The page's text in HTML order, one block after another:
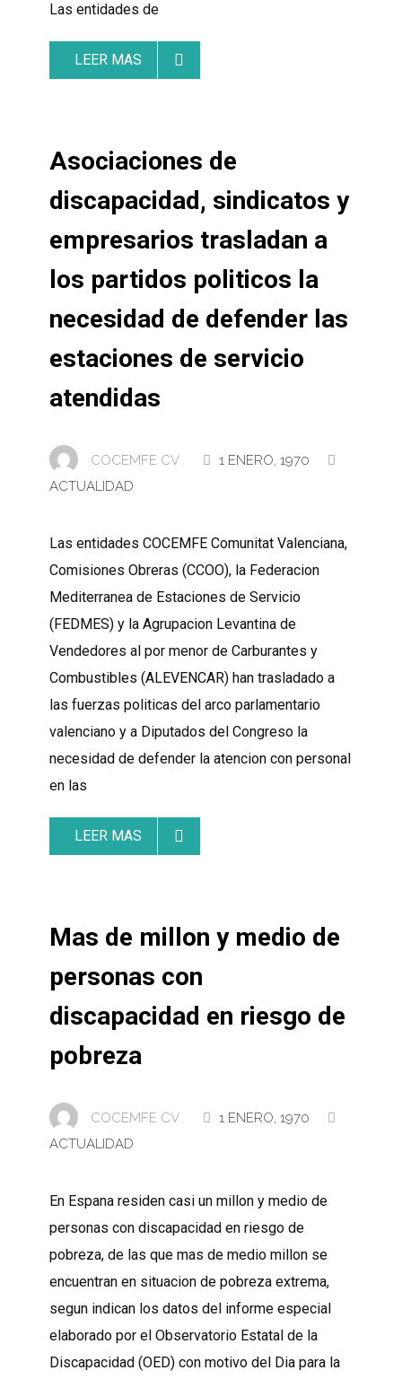
Las entidades de
LEER MAS
Asociaciones de
discapacidad, sindicatos y
empresarios trasladan a
los partidos politicos la
necesidad de defender las
estaciones de servicio
atendidas
COCEMFE CV .
1 ENERO, 1970
ACTUALIDAD
Las entidades COCEMFE Comunitat Valenciana,
Comisiones Obreras (CCOO), la Federacion
Mediterranea de Estaciones de Servicio
(FEDMES) y la Agrupacion Levantina de
Vendedores al por menor de Carburantes y
Combustibles (ALEVENCAR) han trasladado a
las fuerzas politicas del arco parlamentario
valenciano y a Diputados del Congreso la
necesidad de defender la atencion con personal
en las
LEER MAS
Mas de millon y medio de
personas con
discapacidad en riesgo de
pobreza
COCEMFE CV .
1 ENERO, 1970
ACTUALIDAD
En Espana residen casi un millon y medio de
personas con discapacidad en riesgo de
pobreza, de las que mas de medio millon se
encuentran en situacion de pobreza extrema,
segun indican los datos del informe especial
elaborado por el Observatorio Estatal de la
Discapacidad (OED) con motivo del Dia para la